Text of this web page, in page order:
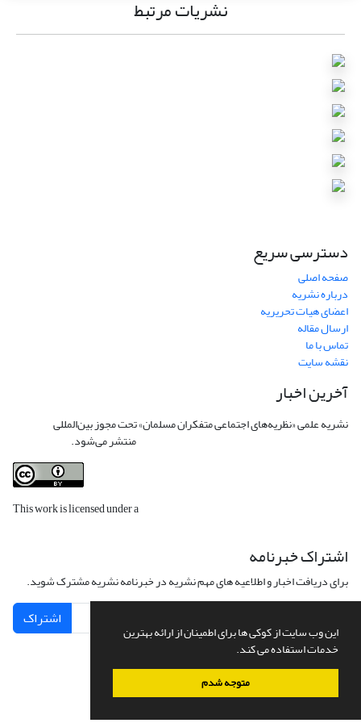
این وب سایت از کوکی ها برای اطمینان از ارائه بهترین
خدمات استفاده می کند.
متوجه شدم
نشریات مرتبط
دسترسی سریع
صفحه اصلی
درباره نشریه
اعضای هیات تحریریه
ارسال مقاله
تماس با ما
نقشه سایت
آخرین اخبار
نشریه علمی «نظریه‌های اجتماعی متفکران مسلمان» تحت مجوز بین‌المللی
منتشر می‌شود.
This work is licensed under a
اشتراک خبرنامه
برای دریافت اخبار و اطلاعیه های مهم نشریه در خبرنامه نشریه مشترک شوید.
اشتراک
سامانه مدیریت نشریات علمی.طراحی و پیاده سازی ازسیناوب